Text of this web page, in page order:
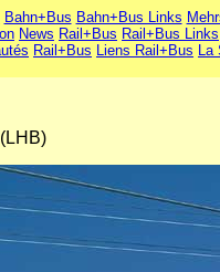
Bahn+Bus Bahn+Bus Links
News Rail+Bus Rail+Bus Links
Rail+Bus Liens Rail+Bus La